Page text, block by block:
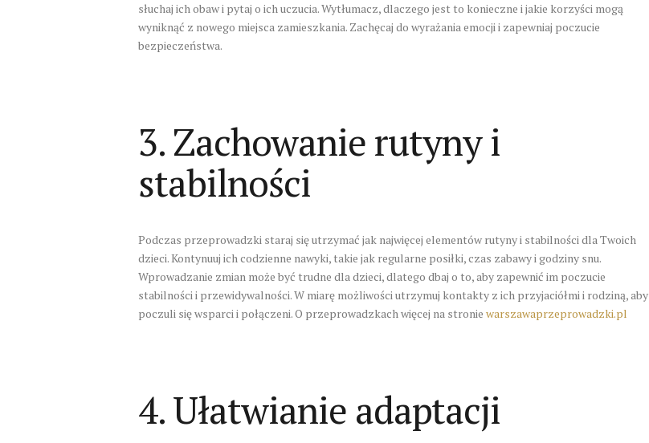
słuchaj ich obaw i pytaj o ich uczucia. Wytłumacz, dlaczego jest to konieczne i jakie korzyści mogą
wyniknąć z nowego miejsca zamieszkania. Zachęcaj do wyrażania emocji i zapewniaj poczucie
bezpieczeństwa.
3. Zachowanie rutyny i
stabilności
Podczas przeprowadzki staraj się utrzymać jak najwięcej elementów rutyny i stabilności dla Twoich
dzieci. Kontynuuj ich codzienne nawyki, takie jak regularne posiłki, czas zabawy i godziny snu.
Wprowadzanie zmian może być trudne dla dzieci, dlatego dbaj o to, aby zapewnić im poczucie
stabilności i przewidywalności. W miarę możliwości utrzymuj kontakty z ich przyjaciółmi i rodziną, aby
poczuli się wsparci i połączeni. O przeprowadzkach więcej na stronie warszawaprzeprowadzki.pl
4. Ułatwianie adaptacji